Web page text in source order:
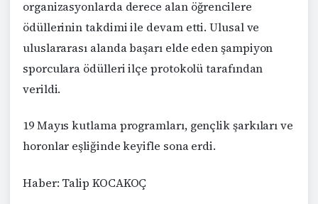
organizasyonlarda derece alan öğrencilere
ödüllerinin takdimi ile devam etti. Ulusal ve
uluslararası alanda başarı elde eden şampiyon
sporculara ödülleri ilçe protokolü tarafından
verildi.
19 Mayıs kutlama programları, gençlik şarkıları ve
horonlar eşliğinde keyifle sona erdi.
Haber: Talip KOCAKOÇ